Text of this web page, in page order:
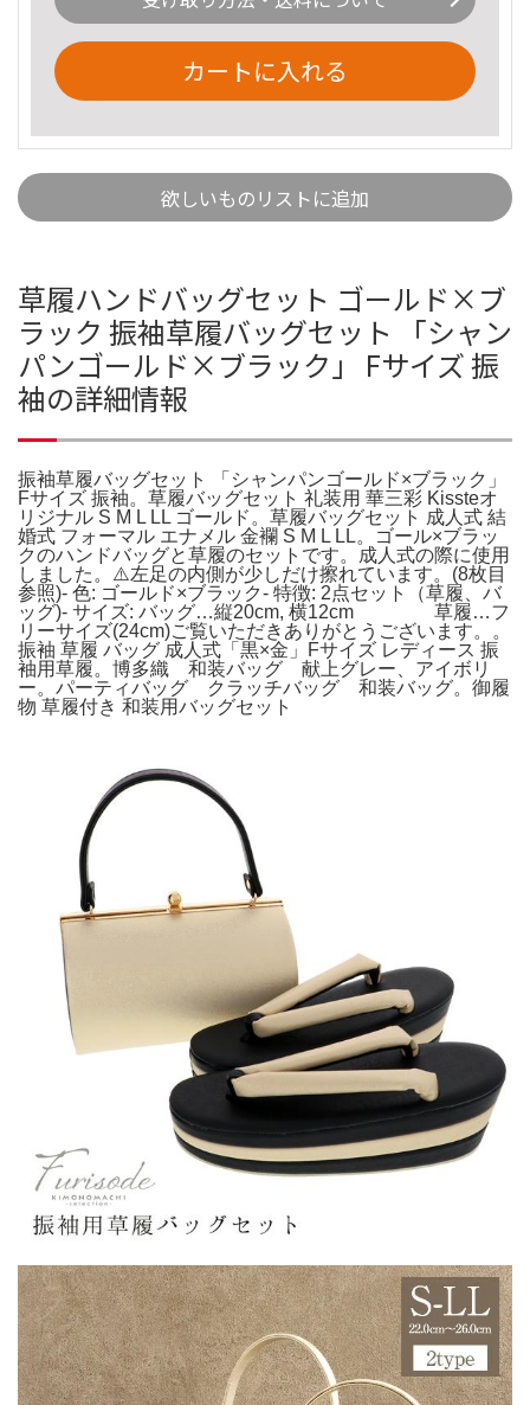
カートに入れる
欲しいものリストに追加
草履ハンドバッグセット ゴールド×ブ
ラック 振袖草履バッグセット 「シャン
パンゴールド×ブラック」 Fサイズ 振
袖の詳細情報
振袖草履バッグセット 「シャンパンゴールド×ブラック」
Fサイズ 振袖。草履バッグセット 礼装用 華三彩 Kissteオ
リジナル S M L LL ゴールド。草履バッグセット 成人式 結
婚式 フォーマル エナメル 金襴 S M L LL。ゴール×ブラッ
クのハンドバッグと草履のセットです。成人式の際に使用
しました。⚠️左足の内側が少しだけ擦れています。(8枚目
参照)- 色: ゴールド×ブラック- 特徴: 2点セット（草履、バ
ッグ)- サイズ: バッグ…縦20cm, 横12cm 草履…フ
リーサイズ(24cm)ご覧いただきありがとうございます。。
振袖 草履 バッグ 成人式「黒×金」Fサイズ レディース 振
袖用草履。博多織 和装バッグ 献上グレー、アイボリ
ー。パーティバッグ クラッチバッグ 和装バッグ。御履
物 草履付き 和装用バッグセット